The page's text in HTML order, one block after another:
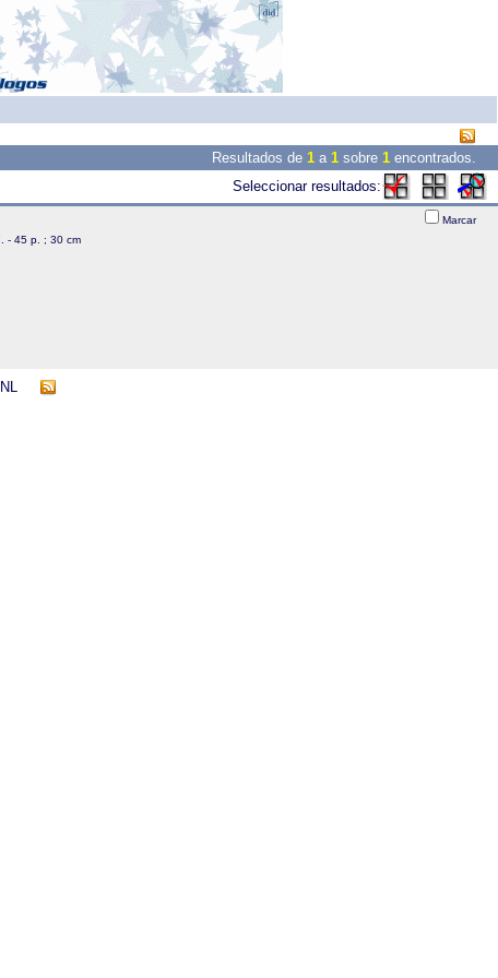
Resultados de 1 a 1 sobre 1 encontrados.
Seleccionar resultados:
. - 45 p. ; 30 cm
Marcar